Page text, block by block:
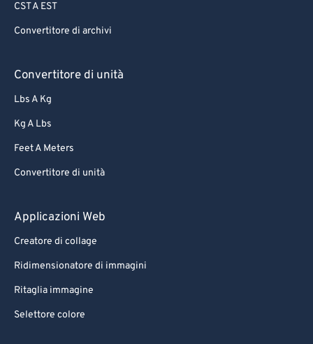
CST A EST
Convertitore di archivi
Convertitore di unità
Lbs A Kg
Kg A Lbs
Feet A Meters
Convertitore di unità
Applicazioni Web
Creatore di collage
Ridimensionatore di immagini
Ritaglia immagine
Selettore colore